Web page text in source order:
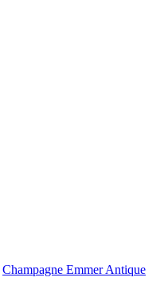
Champagne Emmer Antique